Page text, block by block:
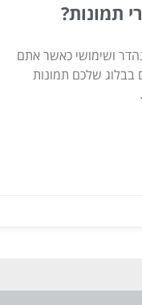
תמונות?
ושימושי כאשר אתם
בבלוג שלכם תמונות